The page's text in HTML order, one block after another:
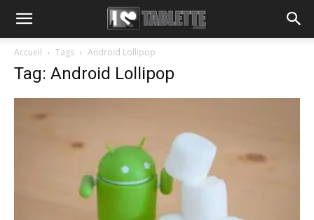
Accueil Tags Android Lollipop
Tag: Android Lollipop